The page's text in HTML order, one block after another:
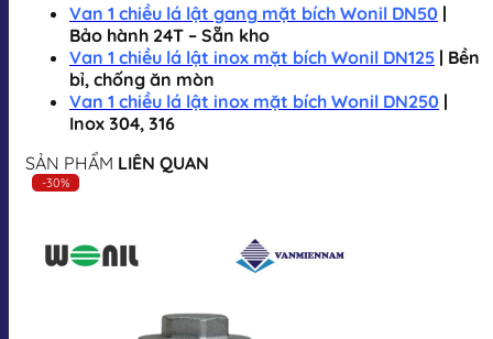
Van 1 chiều lá lật gang mặt bích Wonil DN50 |
Bảo hành 24T – Sẵn kho
Van 1 chiều lá lật inox mặt bích Wonil DN125 | Bền
bỉ, chống ăn mòn
Van 1 chiều lá lật inox mặt bích Wonil DN250 |
Inox 304, 316
SẢN PHẨM LIÊN QUAN
-30%